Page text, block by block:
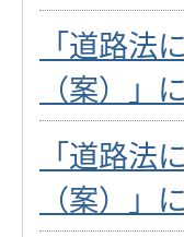
「道路法
（案）」
「道路法
（案）」